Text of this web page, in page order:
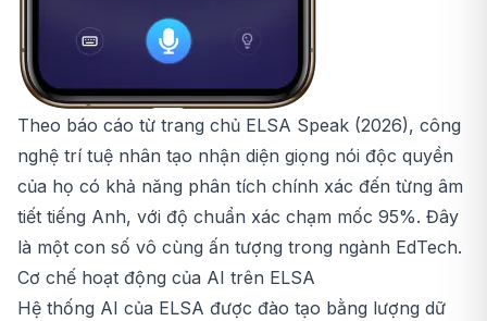
Theo báo cáo từ trang chủ ELSA Speak (2026), công
nghệ trí tuệ nhân tạo nhận diện giọng nói độc quyền
của họ có khả năng phân tích chính xác đến từng âm
tiết tiếng Anh, với độ chuẩn xác chạm mốc 95%. Đây
là một con số vô cùng ấn tượng trong ngành EdTech.
Cơ chế hoạt động của AI trên ELSA
Hệ thống AI của ELSA được đào tạo bằng lượng dữ